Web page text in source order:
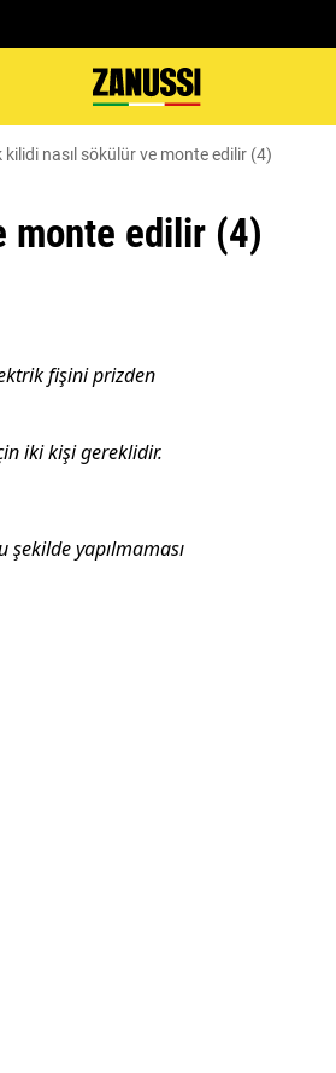
kilidi nasıl sökülür ve monte edilir (4)
monte edilir (4)
fişini prizden
iki kişi gereklidir.
şekilde yapılmaması